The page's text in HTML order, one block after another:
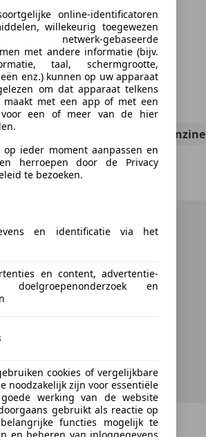
22.450
03/2003 Benzine
online-identificatoren
willekeurig toegewezen
netwerk-gebaseerde
met andere informatie (bijv.
taal, schermgrootte,
enz.) kunnen op uw apparaat
om dat apparaat telkens
met een app of met een
een of meer van de hier
ieder moment aanpassen en
herroepen door de Privacy
te bezoeken.
en identificatie via het
en content, advertentie-
doelgroepenonderzoek en
cookies of vergelijkbare
noodzakelijk zijn voor essentiële
werking van de website
gebruikt als reactie op
functies mogelijk te